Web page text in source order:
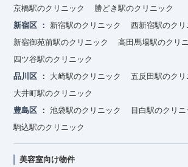
京橋駅のクリニック
勝どき駅のクリニック
新宿区
新宿駅のクリニック
西新宿駅のクリ
新宿御苑前駅のクリニック
高田馬場駅のクリ
四ツ谷駅のクリニック
品川区
大崎駅のクリニック
五反田駅のクリ
大井町駅のクリニック
豊島区
池袋駅のクリニック
目白駅のクリニ
駒込駅のクリニック
美容室向け物件